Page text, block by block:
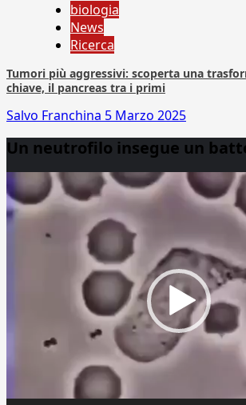
biologia
News
Ricerca
Tumori più aggressivi: scoperta una
chiave, il pancreas tra i primi
Salvo Franchina 5 Marzo 2025
Un neutrofilo insegue un
Player